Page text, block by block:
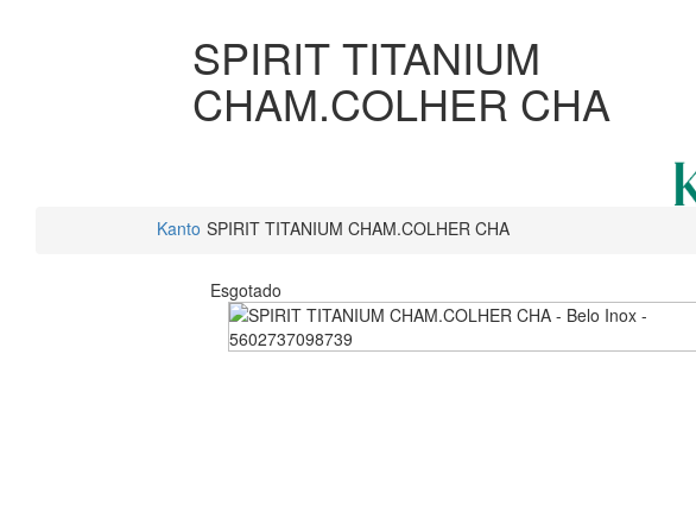
SPIRIT TITANIUM
CHAM.COLHER CHA
Kanto SPIRIT TITANIUM CHAM.COLHER CHA
Esgotado